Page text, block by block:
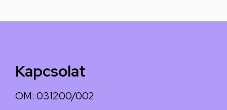
Kapcsolat
OM: 031200/002